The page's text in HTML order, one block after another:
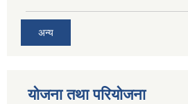
अन्य
योजना तथा परियोजना